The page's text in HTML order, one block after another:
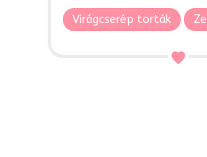
Virágcserép torták